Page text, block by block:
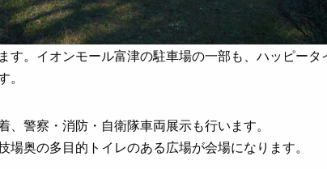
す。イオンモール富津の駐車場の一部も、ハッピータ
警察・消防・自衛隊車両展示も行います。
場奥の多目的トイレのある広場が会場になります。